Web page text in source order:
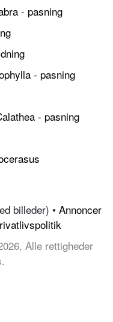
- pasning
- pasning
- pasning
billeder) • Annoncer
Alle rettigheder